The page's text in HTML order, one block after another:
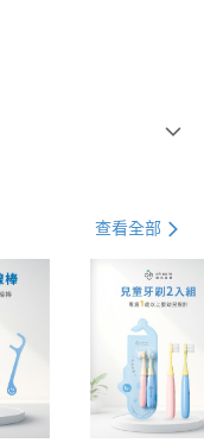
即使用無須另外申請。
查看全部